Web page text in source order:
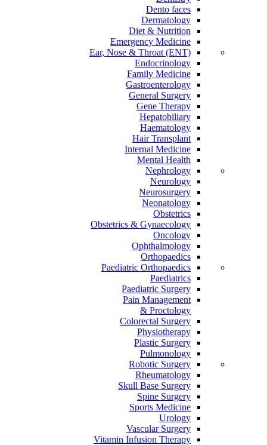
Dento faces
Dermatology
Diet & Nutrition
Emergency Medicine
Ear, Nose & Throat (ENT)
Endocrinology
Family Medicine
Gastroenterology
General Surgery
Gene Therapy
Hepatobiliary
Haematology
Hair Transplant
Internal Medicine
Mental Health
Nephrology
Neurology
Neurosurgery
Neonatology
Obstetrics
Obstetrics & Gynaecology
Oncology
Ophthalmology
Orthopaedics
Paediatric Orthopaedics
Paediatrics
Paediatric Surgery
Pain Management
Proctology &
Colorectal Surgery
Physiotherapy
Plastic Surgery
Pulmonology
Robotic Surgery
Rheumatology
Skull Base Surgery
Spine Surgery
Sports Medicine
Urology
Vascular Surgery
Vitamin Infusion Therapy